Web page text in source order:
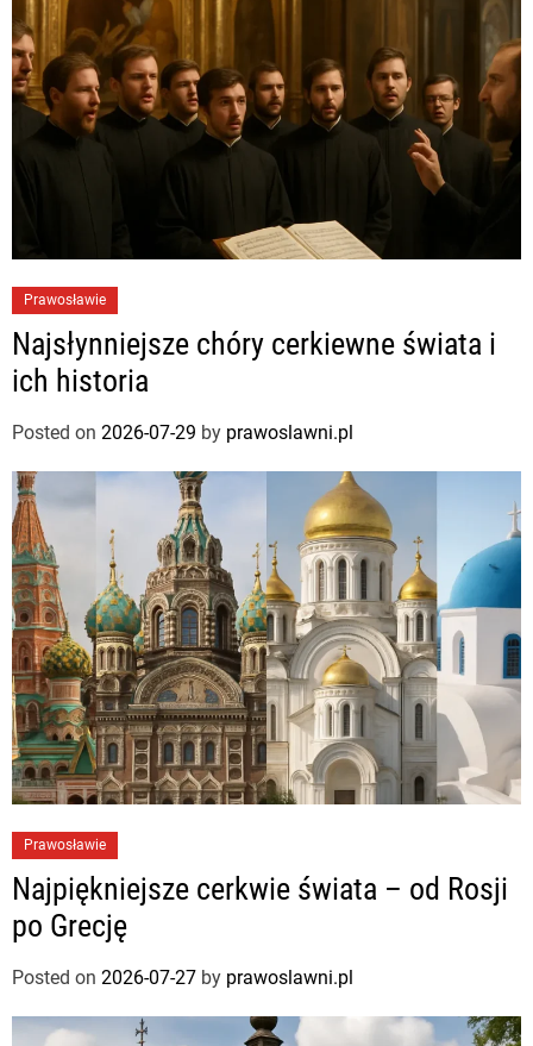
Prawosławie
Najsłynniejsze chóry cerkiewne świata i
ich historia
Posted on 2026-07-29 by prawoslawni.pl
Prawosławie
Najpiękniejsze cerkwie świata – od Rosji
po Grecję
Posted on 2026-07-27 by prawoslawni.pl